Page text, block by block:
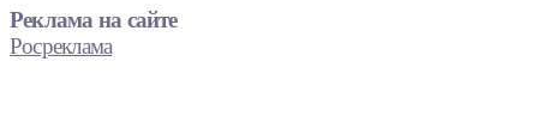
Реклама на сайте
Росреклама